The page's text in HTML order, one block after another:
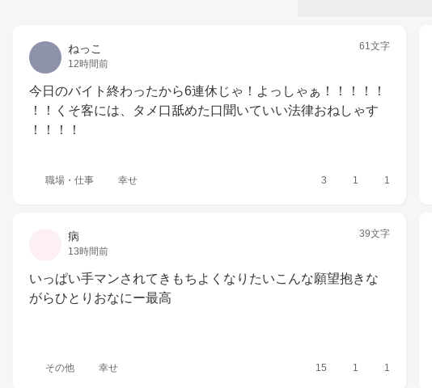
ねっこ
12時間前
61文字
今日のバイト終わったから6連休じゃ！よっしゃぁ！！！！！
！！くそ客には、タメ口舐めた口聞いていい法律おねしゃす
！！！！
職場・仕事 幸せ 3 1 1
病
13時間前
39文字
いっぱい手マンされてきもちよくなりたいこんな願望抱きな
がらひとりおなにー最高
その他 幸せ 15 1 1